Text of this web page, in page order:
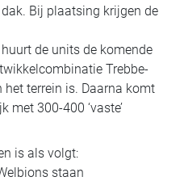
Bij plaatsing krijgen de
de units de komende
Trebbe-
het terrein is. Daarna komt
met 300-400 ‘vaste’
is als volgt:
staan